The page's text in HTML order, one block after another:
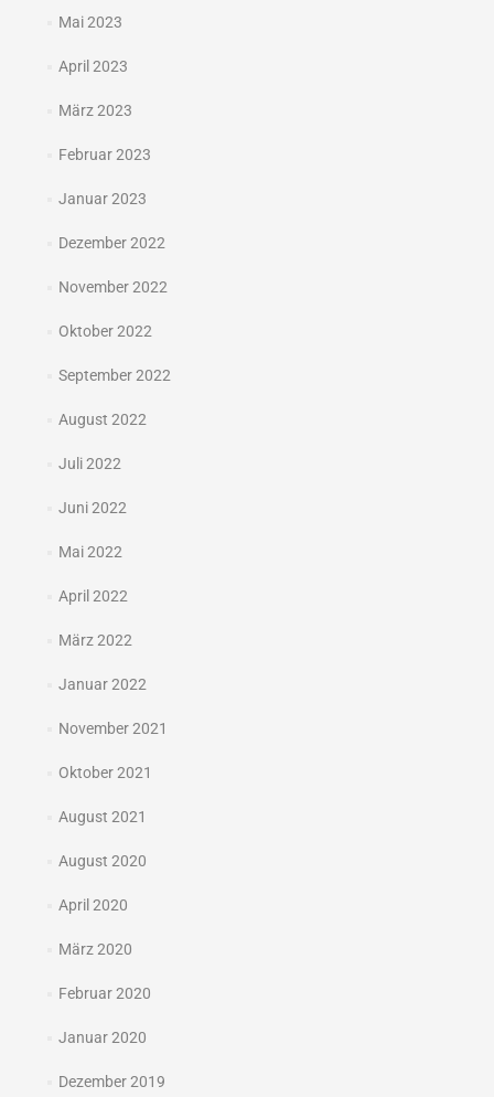
Mai 2023
April 2023
März 2023
Februar 2023
Januar 2023
Dezember 2022
November 2022
Oktober 2022
September 2022
August 2022
Juli 2022
Juni 2022
Mai 2022
April 2022
März 2022
Januar 2022
November 2021
Oktober 2021
August 2021
August 2020
April 2020
März 2020
Februar 2020
Januar 2020
Dezember 2019